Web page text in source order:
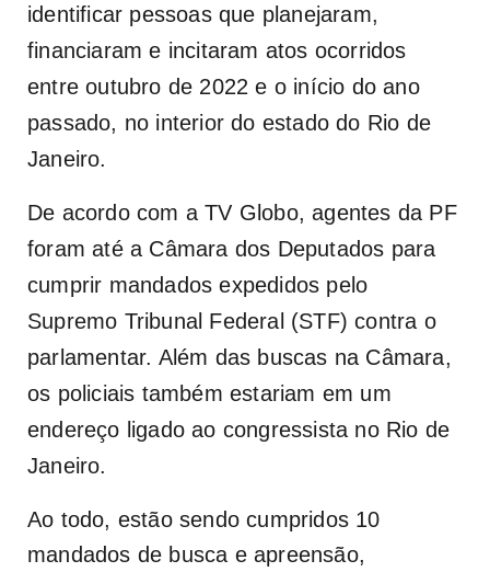
identificar pessoas que planejaram,
financiaram e incitaram atos ocorridos
entre outubro de 2022 e o início do ano
passado, no interior do estado do Rio de
Janeiro.
De acordo com a TV Globo, agentes da PF
foram até a Câmara dos Deputados para
cumprir mandados expedidos pelo
Supremo Tribunal Federal (STF) contra o
parlamentar. Além das buscas na Câmara,
os policiais também estariam em um
endereço ligado ao congressista no Rio de
Janeiro.
Ao todo, estão sendo cumpridos 10
mandados de busca e apreensão,